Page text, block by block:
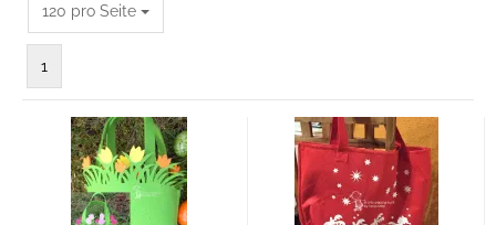
120 pro Seite
pro Seite
1